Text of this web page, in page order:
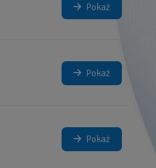
Pokaż
Pokaż
Pokaż